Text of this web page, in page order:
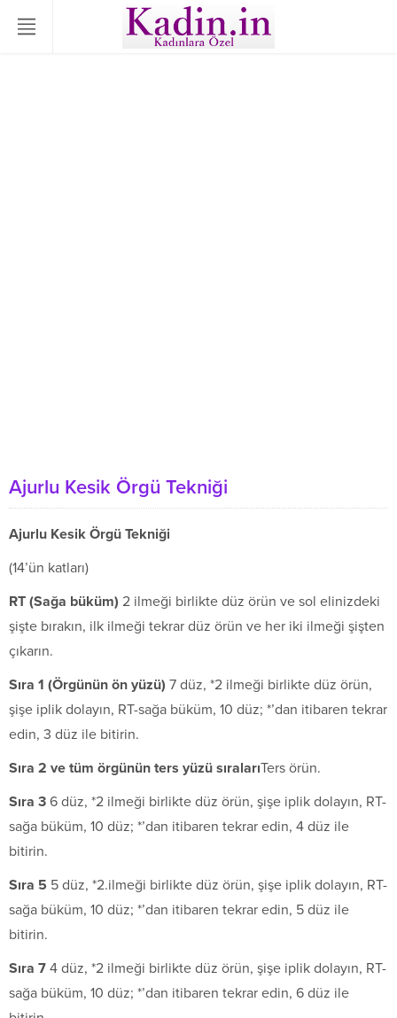
Ajurlu Kesik Örgü Tekniği
Ajurlu Kesik Örgü Tekniği
(14’ün katları)
RT (Sağa büküm) 2 ilmeği birlikte düz örün ve sol elinizdeki
şişte bırakın, ilk ilmeği tekrar düz örün ve her iki ilmeği şişten
çıkarın.
Sıra 1 (Örgünün ön yüzü) 7 düz, *2 ilmeği birlikte düz örün,
şişe iplik dolayın, RT-sağa büküm, 10 düz; *’dan iti­baren tekrar
edin, 3 düz ile bitirin.
Sıra 2 ve tüm örgünün ters yüzü sıralarıTers örün.
Sıra 3 6 düz, *2 ilmeği birlikte düz örün, şişe iplik dolayın, RT-
sağa büküm, 10 düz; *’dan itibaren tekrar edin, 4 düz ile
bitirin.
Sıra 5 5 düz, *2.ilmeği birlikte düz örün, şişe iplik dolayın, RT-
sağa büküm, 10 düz; *’dan itibaren tekrar edin, 5 düz ile
bitirin.
Sıra 7 4 düz, *2 ilmeği birlikte düz örün, şişe iplik dolayın, RT-
sağa büküm, 10 düz; *’dan itibaren tekrar edin, 6 düz ile